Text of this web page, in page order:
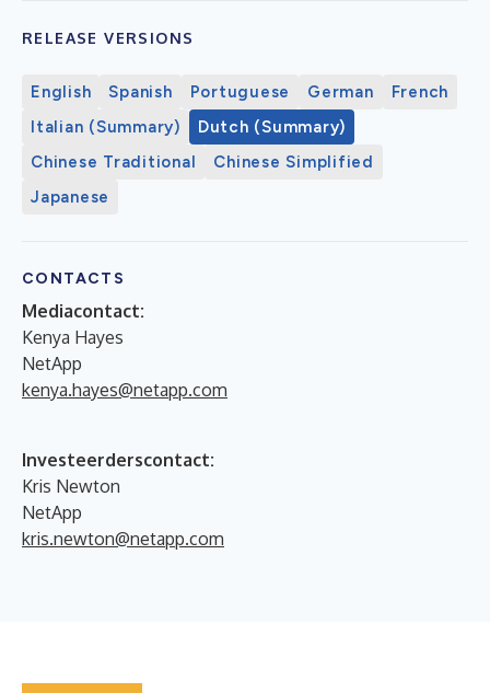
RELEASE VERSIONS
English Spanish Portuguese German
French
Italian (Summary)
Dutch (Summary)
Chinese Traditional
Chinese Simplified
Japanese
CONTACTS
Mediacontact:
Kenya Hayes
NetApp
kenya.hayes@netapp.com
Investeerderscontact:
Kris Newton
NetApp
kris.newton@netapp.com